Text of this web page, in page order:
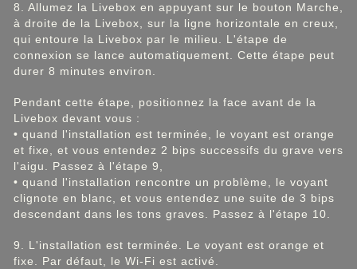
8. Allumez la Livebox en appuyant sur le bouton Marche,
à droite de la Livebox, sur la ligne horizontale en creux,
qui entoure la Livebox par le milieu. L'étape de
connexion se lance automatiquement. Cette étape peut
durer 8 minutes environ.
Pendant cette étape, positionnez la face avant de la
Livebox devant vous :
• quand l'installation est terminée, le voyant est orange
et fixe, et vous entendez 2 bips successifs du grave vers
l'aigu. Passez à l'étape 9,
• quand l'installation rencontre un problème, le voyant
clignote en blanc, et vous entendez une suite de 3 bips
descendant dans les tons graves. Passez à l'étape 10.
9. L'installation est terminée. Le voyant est orange et
fixe. Par défaut, le Wi-Fi est activé.